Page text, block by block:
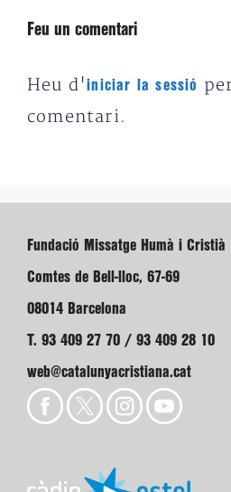
Feu un comentari
Heu d'iniciar la sessió
comentari.
Fundació Missatge Humà i Cristià
Comtes de Bell-lloc, 67-69
08014 Barcelona
T. 93 409 27 70 / 93 409 28 10
web@catalunyacristiana.cat